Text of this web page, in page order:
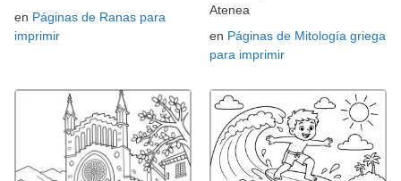
en Páginas de Ranas para
imprimir
Atenea
en Páginas de Mitología griega
para imprimir